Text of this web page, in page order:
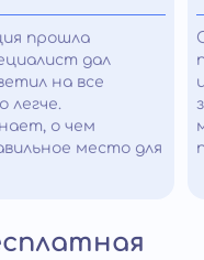
прошла
дал
на все
легче.
о чем
место для